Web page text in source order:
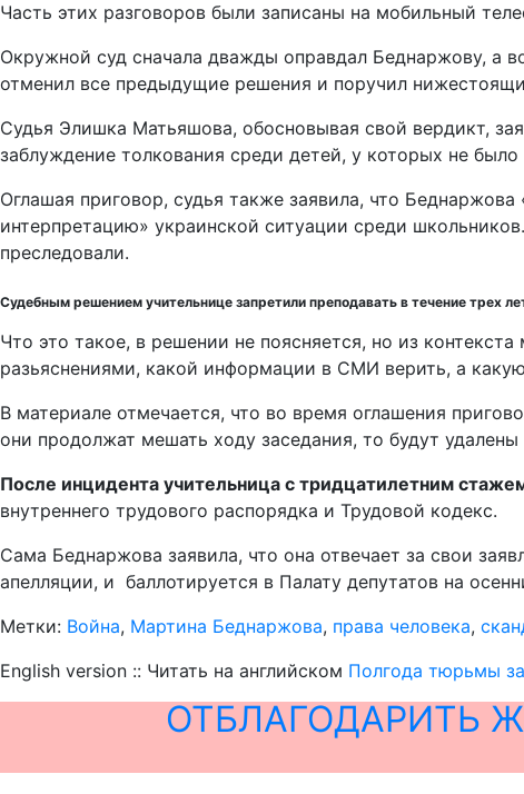
Часть этих разговоров были записаны на мобильный
Окружной суд сначала дважды оправдал Беднаржову, а
отменил все предыдущие решения и поручил
Судья Элишка Матьяшова, обосновывая свой вердикт,
заблуждение толкования среди детей, у которых не
Оглашая приговор, судья также заявила, что
интерпретацию» украинской ситуации среди
преследовали.
Судебным решением учительнице запретили преподавать в течение трех
Что это такое, в решении не поясняется, но из
разьяснениями, какой информации в СМИ верить, а
В материале отмечается, что во время оглашения
они продолжат мешать ходу заседания, то будут удалены
После инцидента учительница с тридцатилетним
внутреннего трудового распорядка и Трудовой кодекс.
Сама Беднаржова заявила, что она отвечает за свои
апелляции, и баллотируется в Палату депутатов на
Метки: Война, Мартина Беднаржова, права человека,
English version :: Читать на английском Полгода тюрьмы
ОТБЛАГОДАРИТЬ